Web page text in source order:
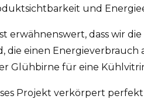
und
erwähnenswert, dass wir
die einen
Glühbirne für eine
Projekt verkörpert perfekt